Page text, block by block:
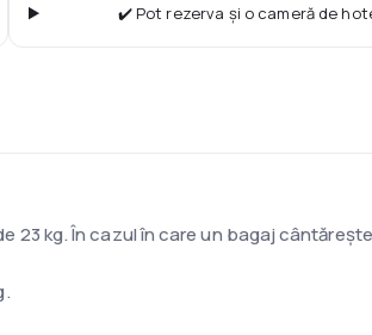
✔️ Pot rezerva și o cameră de
kg. În cazul în care un bagaj